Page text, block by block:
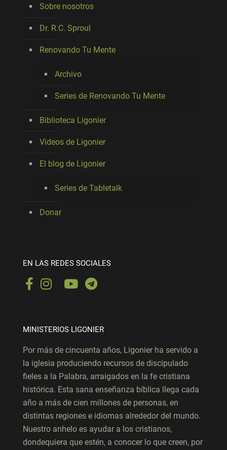
Sobre nosotros
Dr. R.C. Sproul
Renovando Tu Mente
Archivo
Series de Renovando Tu Mente
Biblioteca Ligonier
Videos de Ligonier
El blog de Ligonier
Series de Tabletalk
Donar
EN LAS REDES SOCIALES
MINISTERIOS LIGONIER
Por más de cincuenta años, Ligonier ha servido a
la iglesia produciendo recursos de discipulado
fieles a la Palabra, arraigados en la fe cristiana
histórica. Esta sana enseñanza bíblica llega cada
año a más de cien millones de personas, en
distintas regiones e idiomas alrededor del mundo.
Nuestro anhelo es ayudar a los cristianos,
dondequiera que estén, a conocer lo que creen, por